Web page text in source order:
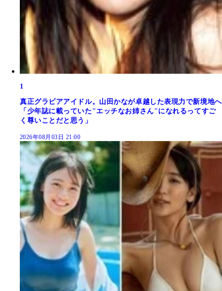
1
真正グラビアアイドル。山田かなが卓越した表現力で新境地へ
「少年誌に載っていた"エッチなお姉さん"になれるってすご
く尊いことだと思う」
2026年08月03日 21:00